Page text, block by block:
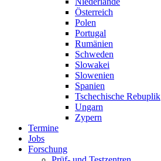
Österreich
Polen
Portugal
Rumänien
Schweden
Slowakei
Slowenien
Spanien
Tschechische Rebuplik
Ungarn
Zypern
Termine
Jobs
Forschung